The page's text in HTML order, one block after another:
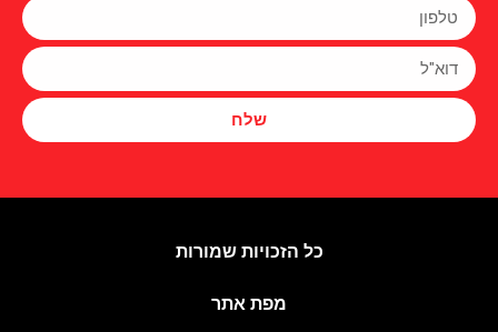
שלח
כל הזכויות שמורות
מפת אתר